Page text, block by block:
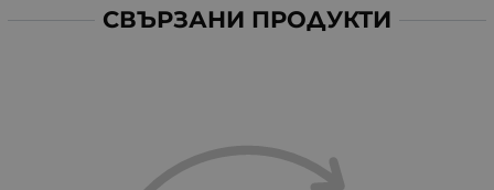
СВЪРЗАНИ ПРОДУКТИ